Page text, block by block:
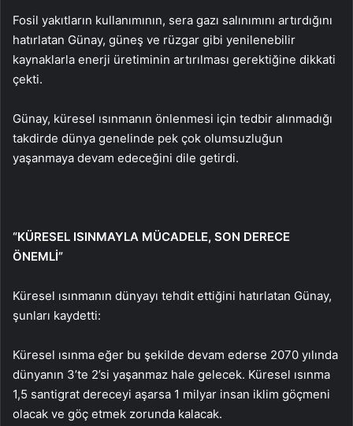
Fosil yakıtların kullanımının, sera gazı salınımını artırdığını
hatırlatan Günay, güneş ve rüzgar gibi yenilenebilir
kaynaklarla enerji üretiminin artırılması gerektiğine dikkati
çekti.
Günay, küresel ısınmanın önlenmesi için tedbir alınmadığı
takdirde dünya genelinde pek çok olumsuzluğun
yaşanmaya devam edeceğini dile getirdi.
“KÜRESEL ISINMAYLA MÜCADELE, SON DERECE
ÖNEMLİ”
Küresel ısınmanın dünyayı tehdit ettiğini hatırlatan Günay,
şunları kaydetti:
Küresel ısınma eğer bu şekilde devam ederse 2070 yılında
dünyanın 3’te 2’si yaşanmaz hale gelecek. Küresel ısınma
1,5 santigrat dereceyi aşarsa 1 milyar insan iklim göçmeni
olacak ve göç etmek zorunda kalacak.